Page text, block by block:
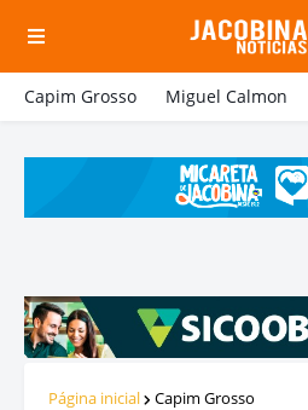
Capim Grosso Miguel Calmon
Página inicial Capim Grosso